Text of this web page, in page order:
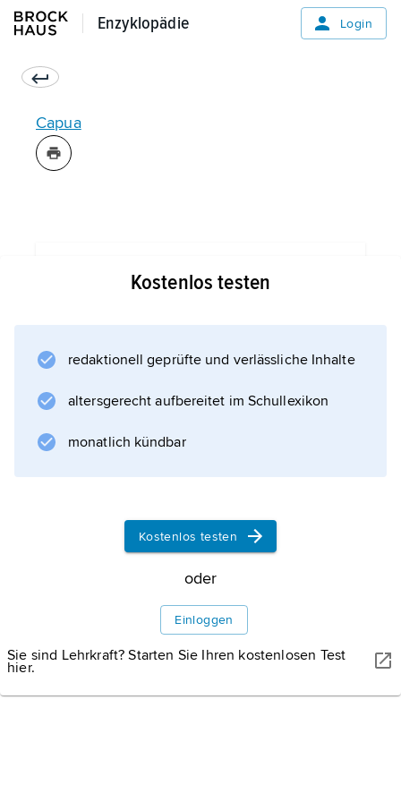
Enzyklopädie
Enzyklopädie Login
Capua
Kostenlos testen
redaktionell geprüfte und verlässliche Inhalte
altersgerecht aufbereitet im Schullexikon
monatlich kündbar
Kostenlos testen
oder
Einloggen
Sie sind Lehrkraft? Starten Sie Ihren kostenlosen Test
hier.